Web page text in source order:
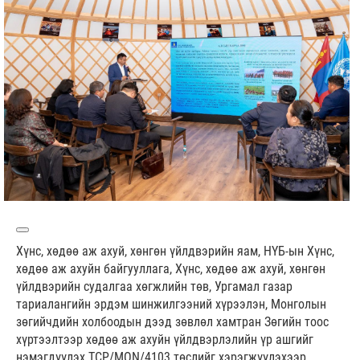
Хүнс, хөдөө аж ахуй, хөнгөн үйлдвэрийн яам, НҮБ-ын Хүнс,
хөдөө аж ахуйн байгууллага, Хүнс, хөдөө аж ахуй, хөнгөн
үйлдвэрийн судалгаа хөгжлийн төв, Ургамал газар
тариалангийн эрдэм шинжилгээний хүрээлэн, Монголын
зөгийчдийн холбоодын дээд зөвлөл хамтран Зөгийн тоос
хүртээлтээр хөдөө аж ахуйн үйлдвэрлэлийн үр ашгийг